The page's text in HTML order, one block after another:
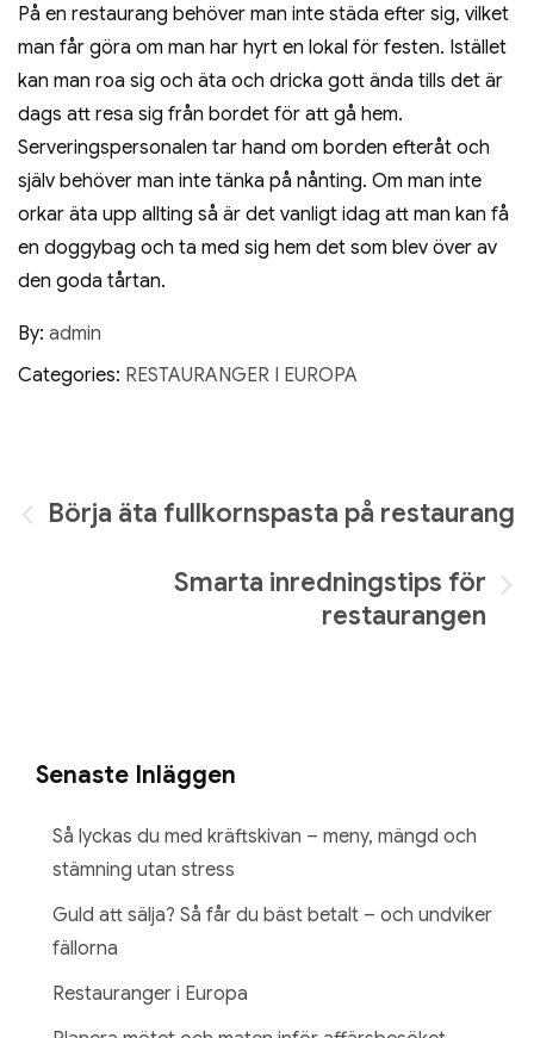
På en restaurang behöver man inte städa efter sig, vilket
man får göra om man har hyrt en lokal för festen. Istället
kan man roa sig och äta och dricka gott ända tills det är
dags att resa sig från bordet för att gå hem.
Serveringspersonalen tar hand om borden efteråt och
själv behöver man inte tänka på nånting. Om man inte
orkar äta upp allting så är det vanligt idag att man kan få
en doggybag och ta med sig hem det som blev över av
den goda tårtan.
By: admin
Categories: RESTAURANGER I EUROPA
Inläggsnavigering
Börja äta fullkornspasta på restaurang
Smarta inredningstips för
restaurangen
Senaste Inläggen
Så lyckas du med kräftskivan – meny, mängd och
stämning utan stress
Guld att sälja? Så får du bäst betalt – och undviker
fällorna
Restauranger i Europa